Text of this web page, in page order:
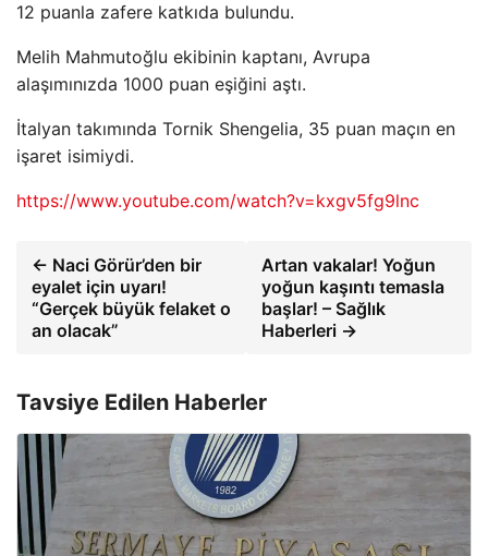
12 puanla zafere katkıda bulundu.
Melih Mahmutoğlu ekibinin kaptanı, Avrupa
alaşımınızda 1000 puan eşiğini aştı.
İtalyan takımında Tornik Shengelia, 35 puan maçın en
işaret isimiydi.
https://www.youtube.com/watch?v=kxgv5fg9lnc
← Naci Görür’den bir
eyalet için uyarı!
“Gerçek büyük felaket o
an olacak”
Artan vakalar! Yoğun
yoğun kaşıntı temasla
başlar! – Sağlık
Haberleri →
Tavsiye Edilen Haberler